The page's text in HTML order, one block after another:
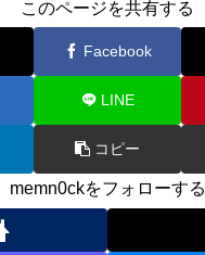
このページを共有する
Facebook
LINE
コピー
memn0ckをフォローする